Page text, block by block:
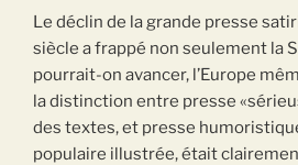
Le déclin de la grande presse
siècle a frappé non seulement la
pourrait-on avancer, l’Europe
la distinction entre presse
des textes, et presse
populaire illustrée, était